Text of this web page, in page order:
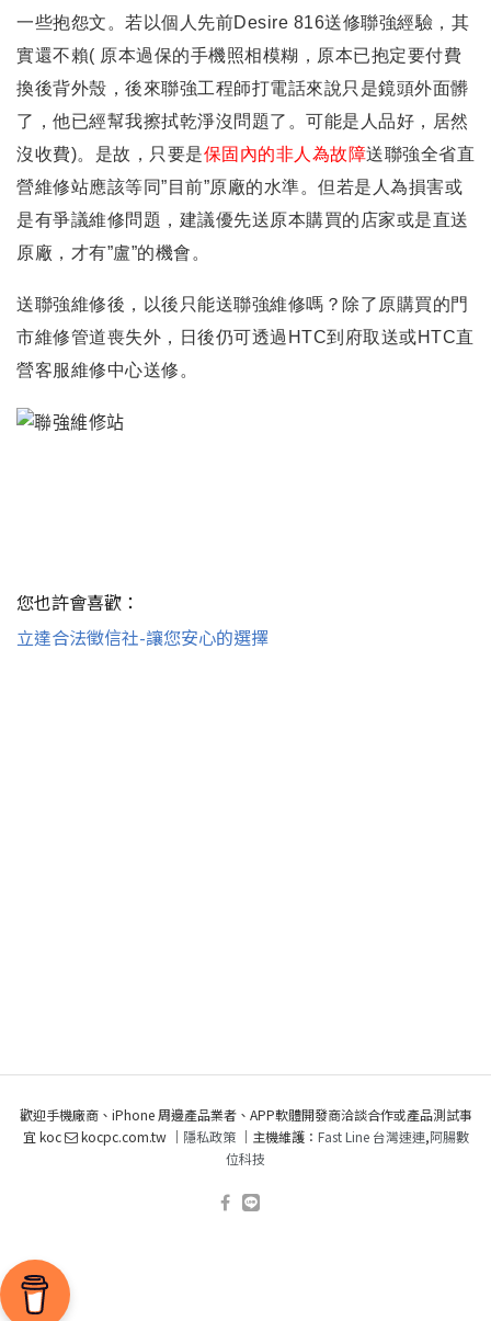
一些抱怨文 。若以個人先前Desire 816送修聯強經驗 ，其
實還不賴( 原本過保的手機照相模糊 ，原本已抱定要付費
換後背外殼 ，後來聯強工程師打電話來說只是鏡頭外面髒
了 ，他已經幫我擦拭乾淨沒問題了 。可能是人品好 ，居然
沒收費)。 是故 ，只要是保固內的非人為故障送聯強全省直
營維修站應該等同”目前”原廠的水準。但若是人為損害或
是有爭議維修問題 ，建議優先送原本購買的店家或是直送
原廠 ，才有”盧”的機會 。
送聯強維修後，以後只能送聯強維修嗎？除了原購買的門
市維修管道喪失外，日後仍可透過HTC到府取送或HTC直
營客服維修中心送修。
您也許會喜歡：
立達合法徵信社-讓您安心的選擇
歡迎手機廠商、iPhone 周邊產品業者、APP軟體開發商洽談合作或產品測試事
宜 koc
kocpc.com.tw ｜ 隱私政策｜主機維護： Fast Line 台灣速連,阿腸數
位科技